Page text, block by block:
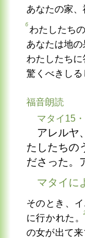
あなたの家、
6
わたしたち
あなたは地の
わたしたちに
驚くべきしる
福音朗読
マタイ15
アレルヤ
たしたちの
ださった。
マタイに
そのとき、
に行かれた。
の女が出て